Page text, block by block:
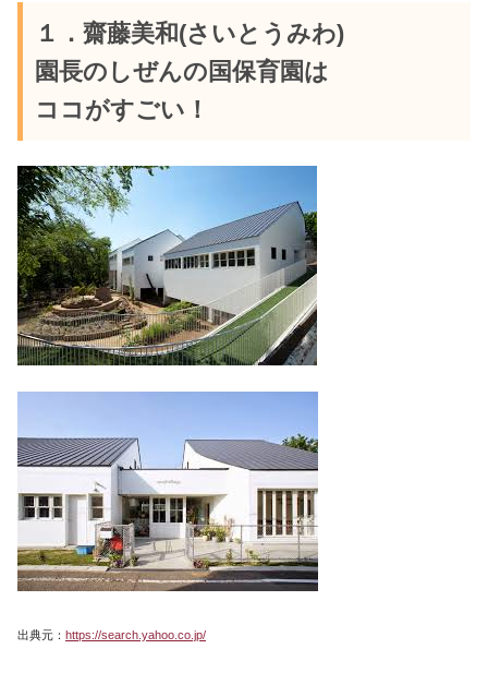
１．齋藤美和(さいとうみわ)
園長のしぜんの国保育園は
ココがすごい！
出典元： https://search.yahoo.co.jp/